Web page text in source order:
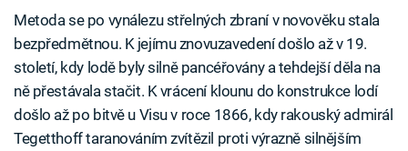
Metoda se po vynálezu střelných zbraní v novověku stala
bezpředmětnou. K jejímu znovuzavedení došlo až v 19.
století, kdy lodě byly silně pancéřovány a tehdejší děla na
ně přestávala stačit. K vrácení klounu do konstrukce lodí
došlo až po bitvě u Visu v roce 1866, kdy rakouský admirál
Tegetthoff taranováním zvítězil proti výrazně silnějším